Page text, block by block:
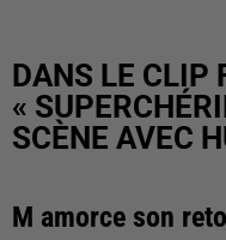
DANS LE CLIP
«
SCÈNE AVEC
M amorce son